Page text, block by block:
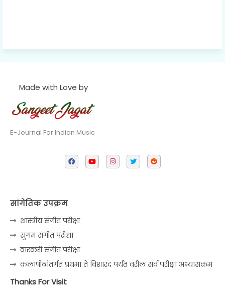
Made with Love by
E-Journal For Indian Music
सांगेतिक उपक्रम
शास्त्रीय संगीत परीक्षा
सुगम संगीत परीक्षा
वारकरी संगीत परीक्षा
कलापीठांतर्गत प्रथमा ते विशारद पर्यंत वरील सर्व परीक्षा अभ्यासक्रम
Thanks For Visit